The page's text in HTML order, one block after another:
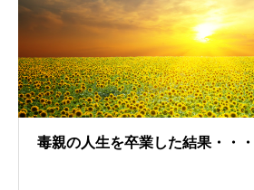
毒親の人生を卒業した結果・・・